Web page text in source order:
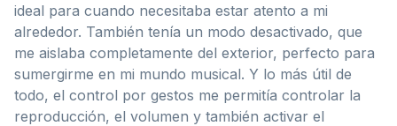
ideal para cuando necesitaba estar atento a mi
alrededor. También tenía un modo desactivado, que
me aislaba completamente del exterior, perfecto para
sumergirme en mi mundo musical. Y lo más útil de
todo, el control por gestos me permitía controlar la
reproducción, el volumen y también activar el